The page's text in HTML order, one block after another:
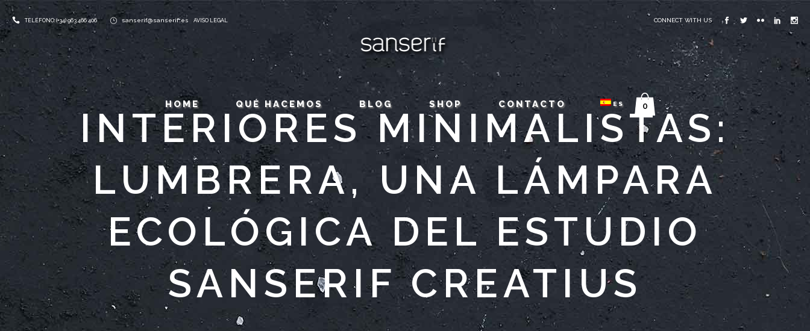
TELÉFONO: (+34) 963 466 406 sanserif@sanserif.es AVISO LEGAL CONNECT WITH US
HOME QUÉ HACEMOS BLOG SHOP CONTACTO ES 0
INTERIORES MINIMALISTAS:
LUMBRERA, UNA LÁMPARA
ECOLÓGICA DEL ESTUDIO
SANSERIF CREATIUS